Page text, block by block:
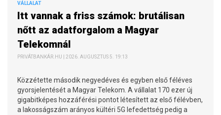
VÁLLALAT
Itt vannak a friss számok: brutálisan
nőtt az adatforgalom a Magyar
Telekomnál
PRIVÁTBANKÁR.HU | 2026. AUGUSZTUS 5. 19:13
Közzétette második negyedéves és egyben első féléves
gyorsjelentését a Magyar Telekom. A vállalat 170 ezer új
gigabitképes hozzáférési pontot létesített az első félévben,
a lakosságszám arányos kültéri 5G lefedettség pedig a